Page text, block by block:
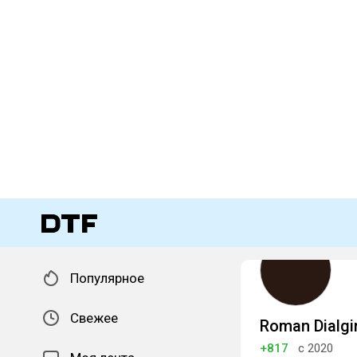
Популярное
Свежее Roman
+817 с 2020